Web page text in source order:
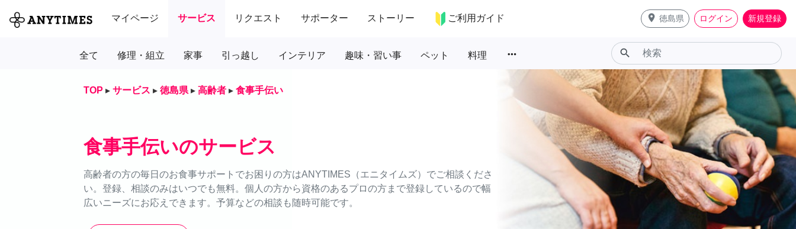
マイページ サービス リクエスト サポーター ストーリー ご利用ガイド place 徳島県 ログイン 新規登録
全て 修理・組立 家事 引っ越し インテリア 趣味・習い事 ペット 料理 more_horiz search
TOP ▸ サービス ▸ 徳島県 ▸ 高齢者 ▸ 食事手伝い
食事手伝いのサービス
高齢者の方の毎日のお食事サポートでお困りの方はANYTIMES（エニタイムズ）でご相談くださ
い。登録、相談のみはいつでも無料。個人の方から資格のあるプロの方まで登録しているので幅
広いニーズにお応えできます。予算などの相談も随時可能です。